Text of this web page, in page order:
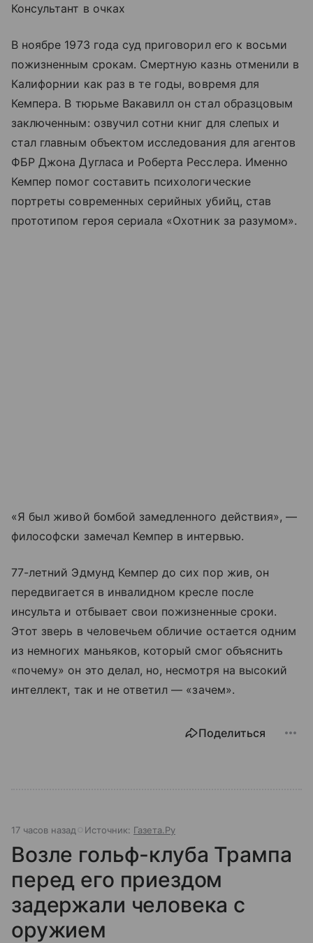
Консультант в очках
В ноябре 1973 года суд приговорил его к восьми
пожизненным срокам. Смертную казнь отменили в
Калифорнии как раз в те годы, вовремя для
Кемпера. В тюрьме Вакавилл он стал образцовым
заключенным: озвучил сотни книг для слепых и
стал главным объектом исследования для агентов
ФБР Джона Дугласа и Роберта Ресслера. Именно
Кемпер помог составить психологические
портреты современных серийных убийц, став
прототипом героя сериала «Охотник за разумом».
«Я был живой бомбой замедленного действия», —
философски замечал Кемпер в интервью.
77-летний Эдмунд Кемпер до сих пор жив, он
передвигается в инвалидном кресле после
инсульта и отбывает свои пожизненные сроки.
Этот зверь в человечьем обличие остается одним
из немногих маньяков, который смог объяснить
«почему» он это делал, но, несмотря на высокий
интеллект, так и не ответил — «зачем».
Поделиться
17 часов назад Источник: Газета.Ру
Возле гольф-клуба Трампа
перед его приездом
задержали человека с
оружием